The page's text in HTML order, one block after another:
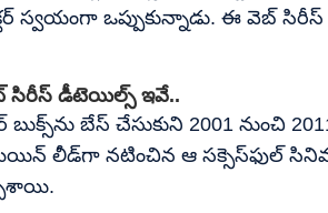
ఒప్పుకున్నాడు. ఈ వెబ్ సిరీస్
సిరీస్ డీటెయిల్స్ ఇవే..
బేస్ చేసుకుని 2001
లీడ్‌గా నటించిన ఆ సక్సెస్‌ఫుల్